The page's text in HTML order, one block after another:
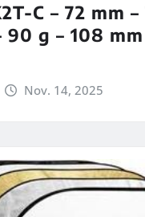
C – 72 mm
90 g – 108
Nov. 14, 2025